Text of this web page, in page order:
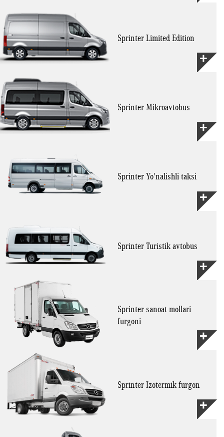
Sprinter Limited Edition
Sprinter Mikroavtobus
Sprinter Yo'nalishli taksi
Sprinter Turistik avtobus
Sprinter sanoat mollari
furgoni
Sprinter Izotermik furgon